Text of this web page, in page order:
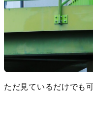
ただ見ているだけでも